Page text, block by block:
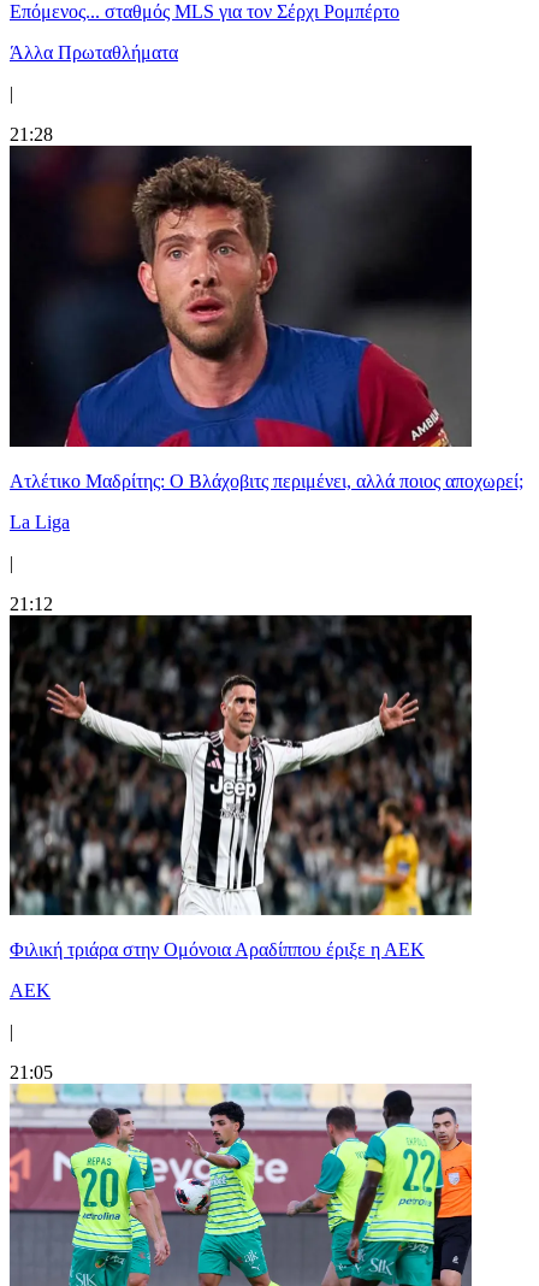
Επόμενος... σταθμός MLS για τον Σέρχι Ρομπέρτο
Άλλα Πρωταθλήματα
|
21:28
Ατλέτικο Μαδρίτης: Ο Βλάχοβιτς περιμένει, αλλά ποιος αποχωρεί;
La Liga
|
21:12
Φιλική τριάρα στην Ομόνοια Αραδίππου έριξε η ΑΕΚ
ΑΕΚ
|
21:05